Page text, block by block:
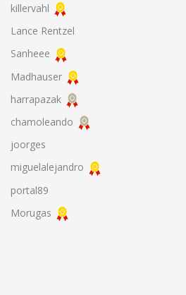
killervahl
Lance Rentzel
Sanheee
Madhauser
harrapazak
chamoleando
joorges
miguelalejandro
portal89
Morugas